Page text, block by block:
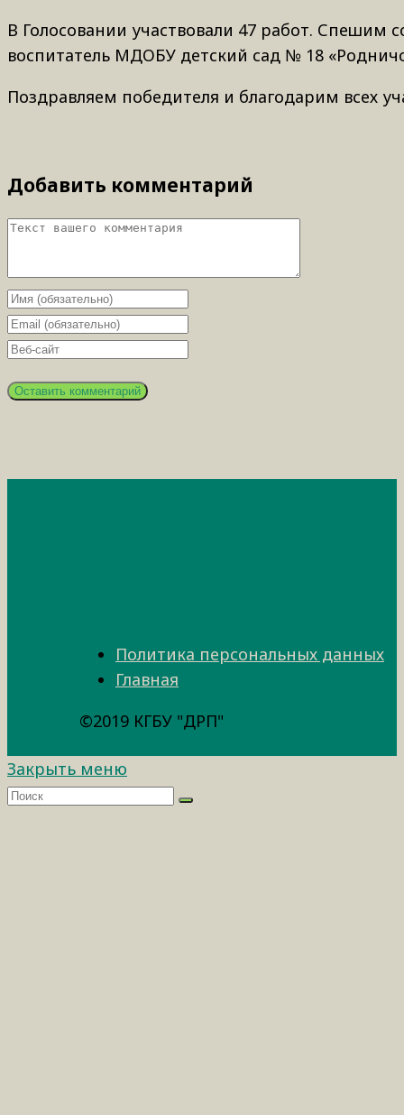
В Голосовании участвовали 47 работ. Спешим
воспитатель МДОБУ детский сад № 18
Поздравляем победителя и благодарим всех
Добавить комментарий
Политика персональных данных
Главная
©2019 КГБУ "ДРП"
Закрыть меню